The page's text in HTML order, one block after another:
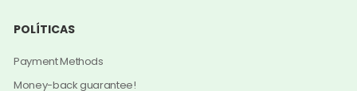
POLÍTICAS
Payment Methods
Money-back guarantee!